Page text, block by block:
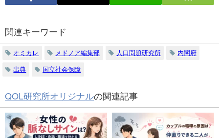
関連キーワード
オミカレ メドノア編集部 人口問題研究所
内閣府
出典
国立社会保障
QOL研究所オリジナルの関連記事